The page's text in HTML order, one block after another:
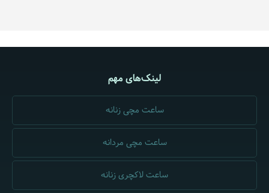
لینک‌های مهم
ساعت مچی زنانه
ساعت مچی مردانه
ساعت لاکچری زنانه